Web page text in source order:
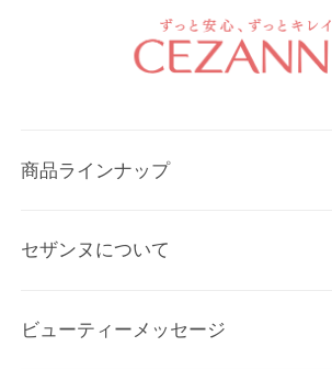
商品ラインナップ
セザンヌについて
ビューティーメッセージ